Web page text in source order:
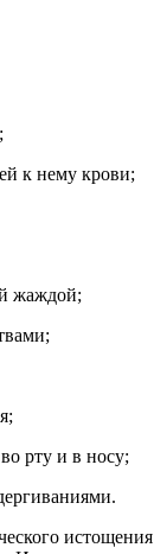
к нему крови;
жаждой;
рту и в носу;
истощения